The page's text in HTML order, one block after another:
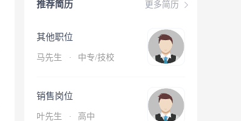
更多简历
推荐简历
其他职位
马先生 · 中专/技校
销售岗位
叶先生 · 高中